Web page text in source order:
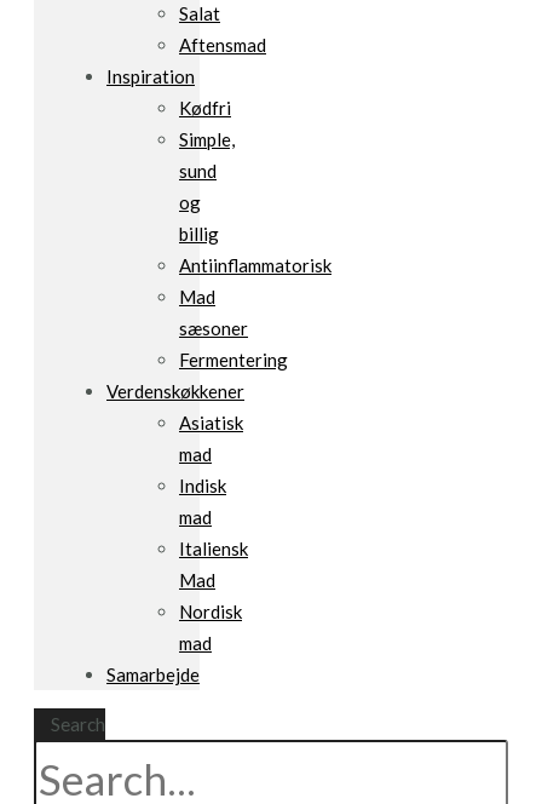
Salat
Aftensmad
Inspiration
Kødfri
Simple,
sund
og
billig
Antiinflammatorisk
Mad
sæsoner
Fermentering
Verdenskøkkener
Asiatisk
mad
Indisk
mad
Italiensk
Mad
Nordisk
mad
Samarbejde
Search